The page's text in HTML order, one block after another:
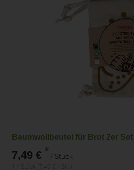
Baumwollbeutel für Brot 2er Set
7,49 € * / Stück